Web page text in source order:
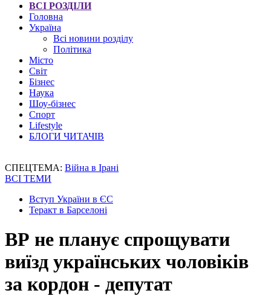
ВСІ РОЗДІЛИ
Головна
Україна
Всі новини розділу
Політика
Місто
Світ
Бізнес
Наука
Шоу-бізнес
Спорт
Lifestyle
БЛОГИ ЧИТАЧІВ
СПЕЦТЕМА: Війна в Ірані
ВСІ ТЕМИ
Вступ України в ЄС
Теракт в Барселоні
ВР не планує спрощувати
виїзд українських чоловіків
за кордон - депутат